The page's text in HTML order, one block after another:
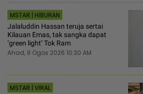
MSTAR | HIBURAN
Jalaluddin Hassan teruja sertai
Kilauan Emas, tak sangka dapat
‘green light’ Tok Ram
Ahad, 9 Ogos 2026 10:30 AM
MSTAR | VIRAL